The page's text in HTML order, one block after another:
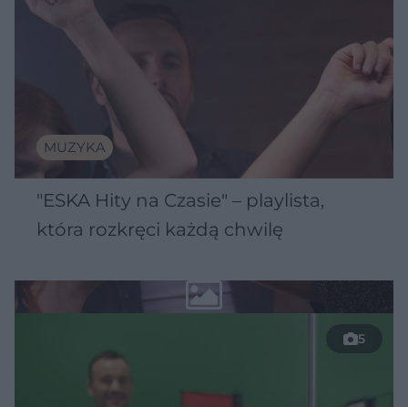
MUZYKA
"ESKA Hity na Czasie" – playlista,
która rozkręci każdą chwilę
5